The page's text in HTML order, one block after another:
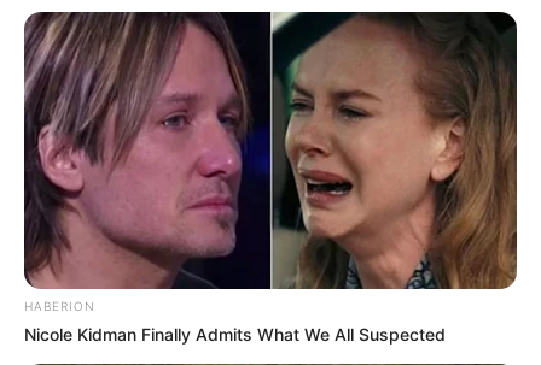
HABERION
Nicole Kidman Finally Admits What We All Suspected